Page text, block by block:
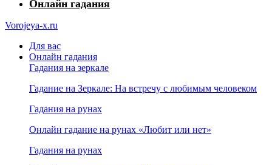
Онлайн гадания
Vorojeya-x.ru
Для вас
Онлайн гадания
Гадания на зеркале
Гадание на Зеркале: На встречу с любимым человеком
Гадания на рунах
Онлайн гадание на рунах «Любит или нет»
Гадания на рунах